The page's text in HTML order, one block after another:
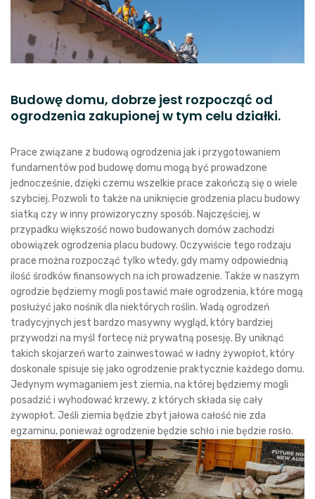
Budowę domu, dobrze jest rozpocząć od
ogrodzenia zakupionej w tym celu działki.
Prace związane z budową ogrodzenia jak i przygotowaniem
fundamentów pod budowę domu mogą być prowadzone
jednocześnie, dzięki czemu wszelkie prace zakończą się o wiele
szybciej. Pozwoli to także na uniknięcie grodzenia placu budowy
siatką czy w inny prowizoryczny sposób. Najczęściej, w
przypadku większość nowo budowanych domów zachodzi
obowiązek ogrodzenia placu budowy. Oczywiście tego rodzaju
prace można rozpocząć tylko wtedy, gdy mamy odpowiednią
ilość środków finansowych na ich prowadzenie. Także w naszym
ogrodzie będziemy mogli postawić małe ogrodzenia, które mogą
posłużyć jako nośnik dla niektórych roślin. Wadą ogrodzeń
tradycyjnych jest bardzo masywny wygląd, który bardziej
przywodzi na myśl fortecę niż prywatną posesję. By uniknąć
takich skojarzeń warto zainwestować w ładny żywopłot, który
doskonale spisuje się jako ogrodzenie praktycznie każdego domu.
Jedynym wymaganiem jest ziemia, na której będziemy mogli
posadzić i wyhodować krzewy, z których składa się cały
żywopłot. Jeśli ziemia będzie zbyt jałowa całość nie zda
egzaminu, ponieważ ogrodzenie będzie schło i nie będzie rosło.